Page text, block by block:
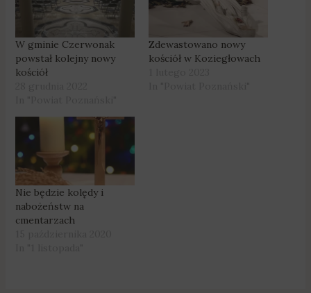
W gminie Czerwonak
powstał kolejny nowy
kościół
Zdewastowano nowy
kościół w Koziegłowach
Nie będzie kolędy i
nabożeństw na
cmentarzach